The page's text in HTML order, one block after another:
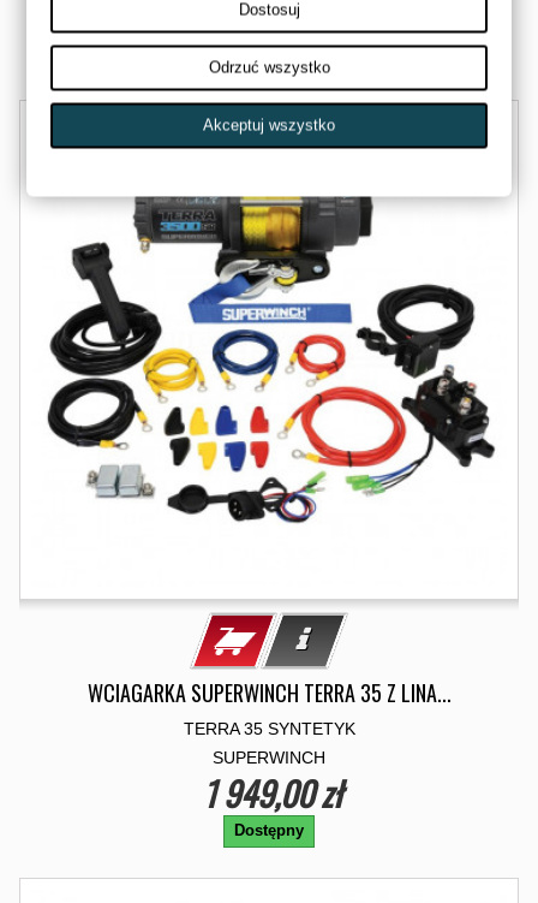
305,00 zł
Dostępny
WCIAGARKA SUPERWINCH TERRA 35 Z LINA...
TERRA 35 SYNTETYK
SUPERWINCH
1 949,00 zł
Dostępny
Dostosuj
Odrzuć wszystko
Akceptuj wszystko